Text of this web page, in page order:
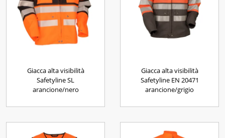
Giacca alta visibilità
Safetyline SL
arancione/nero
Giacca alta visibilità
Safetyline EN 20471
arancione/grigio